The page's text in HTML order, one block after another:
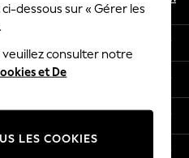
dessous sur « Gérer les
consulter notre
et De
LES COOKIES